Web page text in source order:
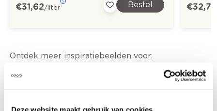
€ 31,62/liter Bestel € 32,73
Ontdek meer inspiratiebeelden voor: